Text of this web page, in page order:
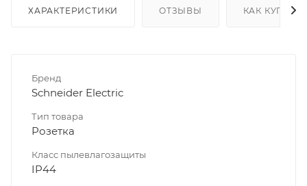
ХАРАКТЕРИСТИКИ ОТЗЫВЫ КАК КУПИТЬ
Бренд
Schneider Electric
Тип товара
Розетка
Класс пылевлагозащиты
IP44